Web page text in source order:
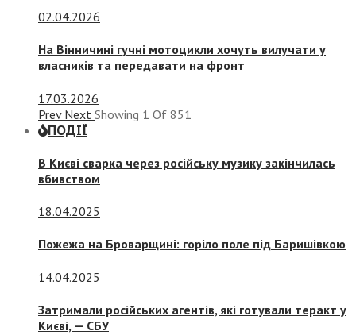
02.04.2026
На Вінничині гучні мотоцикли хочуть вилучати у
власників та передавати на фронт
17.03.2026
Prev Next Showing 1 Of 851
ПОДІЇ
В Києві сварка через російську музику закінчилась
вбивством
18.04.2025
Пожежа на Броварщині: горіло поле під Баришівкою
14.04.2025
Затримали російських агентів, які готували теракт у
Києві, — СБУ